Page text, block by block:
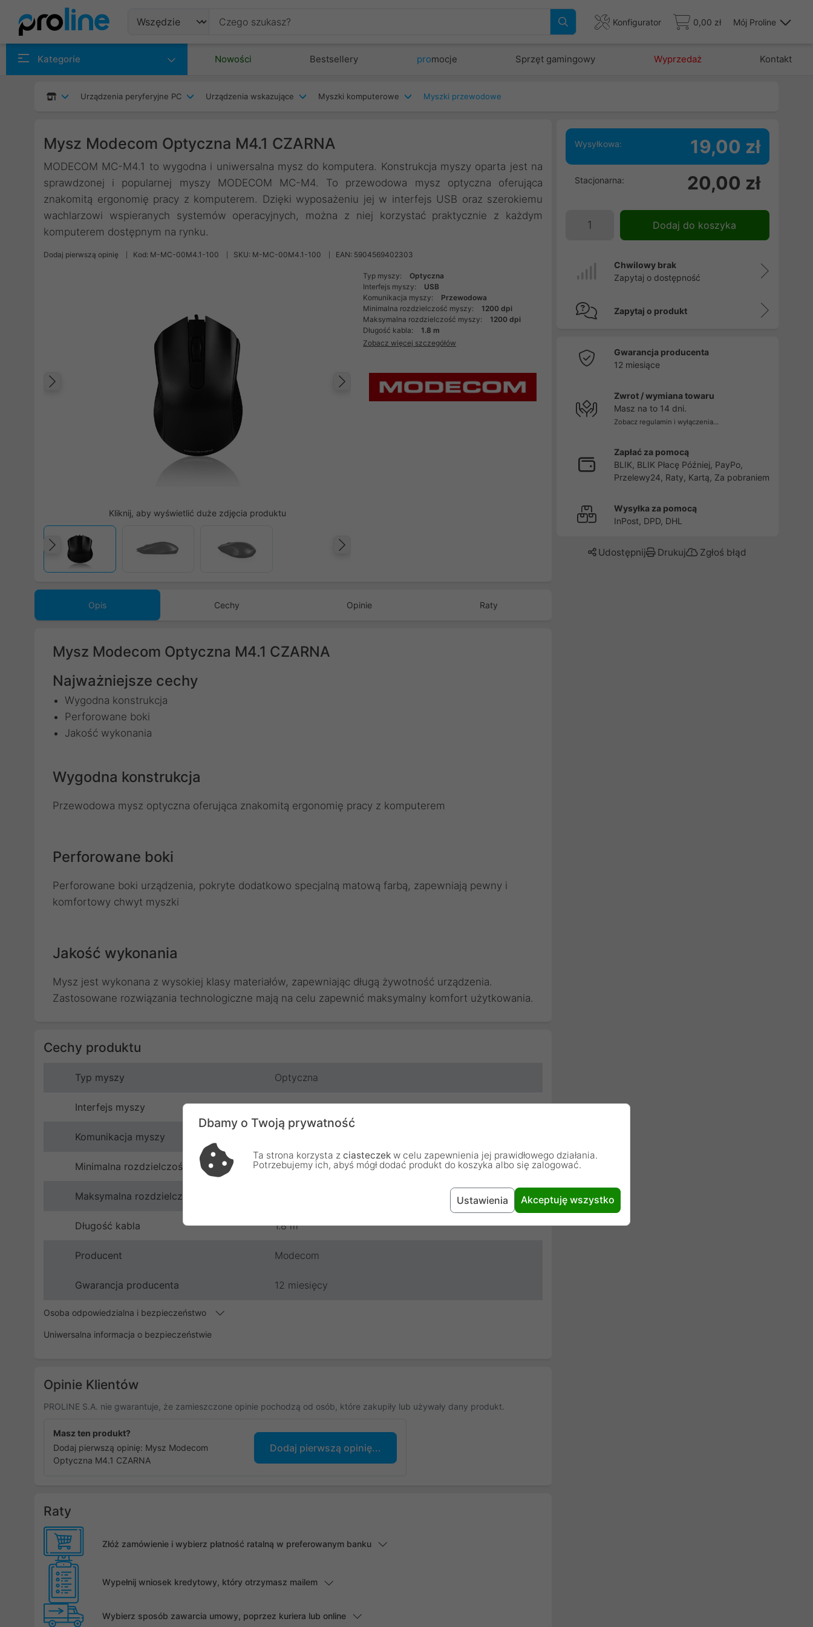
Konfigurator 0,00 zł Mój Proline
Kategorie Nowości Bestsellery promocje Sprzęt gamingowy Wyprzedaż Kontakt
Urządzenia peryferyjne PC Urządzenia wskazujące Myszki komputerowe Myszki przewodowe
Mysz Modecom Optyczna M4.1 CZARNA
MODECOM MC-M4.1 to wygodna i uniwersalna mysz do komputera. Konstrukcja myszy oparta jest na
sprawdzonej i popularnej myszy MODECOM MC-M4. To przewodowa mysz optyczna oferująca
znakomitą ergonomię pracy z komputerem. Dzięki wyposażeniu jej w interfejs USB oraz szerokiemu
wachlarzowi wspieranych systemów operacyjnych, można z niej korzystać praktycznie z każdym
komputerem dostępnym na rynku.
Dodaj pierwszą opinię Kod: M-MC-00M4.1-100 SKU: M-MC-00M4.1-100 EAN: 5904569402303
Następny
Kliknij, aby wyświetlić duże zdjęcia produktu
Poprzedni
Typ myszy:
Optyczna
Interfejs myszy:
USB
Komunikacja myszy:
Przewodowa
Minimalna rozdzielczość myszy:
1200 dpi
Maksymalna rozdzielczość myszy:
1200 dpi
Długość kabla:
1.8 m
Zobacz więcej szczegółów
Opis Cechy Opinie Raty
Mysz Modecom Optyczna M4.1 CZARNA
Najważniejsze cechy
Wygodna konstrukcja
Perforowane boki
Jakość wykonania
Wygodna konstrukcja
Przewodowa mysz optyczna oferująca znakomitą ergonomię pracy z komputerem
Perforowane boki
Perforowane boki urządzenia, pokryte dodatkowo specjalną matową farbą, zapewniają pewny i
komfortowy chwyt myszki
Jakość wykonania
Mysz jest wykonana z wysokiej klasy materiałów, zapewniając długą żywotność urządzenia.
Zastosowane rozwiązania technologiczne mają na celu zapewnić maksymalny komfort użytkowania.
Cechy produktu
Typ myszy Optyczna
Interfejs myszy USB
Komunikacja myszy
Minimalna rozdzielczość myszy 1200 dpi
Maksymalna rozdzielczość myszy
Długość kabla 1.8 m
Producent Modecom
Gwarancja producenta 12 miesięcy
Osoba odpowiedzialna i bezpieczeństwo
Uniwersalna informacja o bezpieczeństwie
Opinie Klientów
PROLINE S.A. nie gwarantuje, że zamieszczone opinie pochodzą od osób, które zakupiły lub używały dany produkt.
Masz ten produkt?
Dodaj pierwszą opinię: Mysz Modecom
Optyczna M4.1 CZARNA
Dodaj pierwszą opinię...
Raty
Złóż zamówienie i wybierz płatność ratalną w preferowanym banku
Wypełnij wniosek kredytowy, który otrzymasz mailem
Wybierz sposób zawarcia umowy, poprzez kuriera lub online
Wysyłkowa: 19,00 zł
Stacjonarna: 20,00 zł
Dodaj do koszyka
Chwilowy brak
Zapytaj o dostępność
Zapytaj o produkt
Gwarancja producenta
12 miesiące
Zwrot / wymiana towaru
Masz na to 14 dni.
Zobacz regulamin i wyłączenia...
Zapłać za pomocą
BLIK, BLIK Płacę Później, PayPo,
Przelewy24, Raty, Kartą, Za pobraniem
Wysyłka za pomocą
InPost, DPD, DHL
Udostępnij Drukuj Zgłoś błąd
Dbamy o Twoją prywatność
Ta strona korzysta z ciasteczek w celu zapewnienia jej prawidłowego działania.
Potrzebujemy ich, abyś mógł dodać produkt do koszyka albo się zalogować.
Ustawienia Akceptuję wszystko